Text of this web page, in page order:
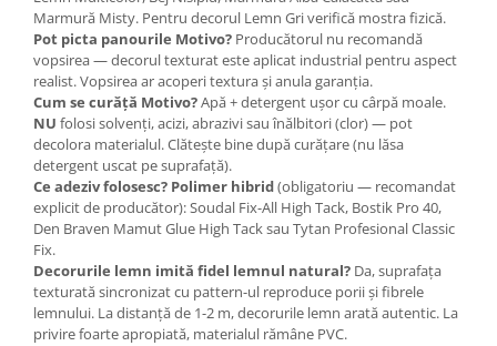
Marmură Misty. Pentru decorul Lemn Gri verifică mostra fizică.
Pot picta panourile Motivo? Producătorul nu recomandă
vopsirea — decorul texturat este aplicat industrial pentru aspect
realist. Vopsirea ar acoperi textura și anula garanția.
Cum se curăță Motivo?Apă + detergent ușor cu cârpă moale.
NU folosi solvenți, acizi, abrazivi sau înălbitori (clor) — pot
decolora materialul. Clătește bine după curățare (nu lăsa
detergent uscat pe suprafață).
Ce adeziv folosesc? Polimer hibrid(obligatoriu — recomandat
explicit de producător): Soudal Fix-All High Tack, Bostik Pro 40,
Den Braven Mamut Glue High Tack sau Tytan Profesional Classic
Fix.
Decorurile lemn imită fidel lemnul natural? Da, suprafața
texturată sincronizat cu pattern-ul reproduce porii și fibrele
lemnului. La distanță de 1-2 m, decorurile lemn arată autentic. La
privire foarte apropiată, materialul rămâne PVC.